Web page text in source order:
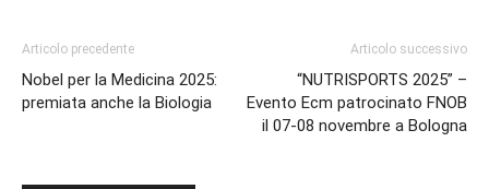
Articolo precedente
Nobel per la Medicina 2025:
premiata anche la Biologia
Articolo successivo
“NUTRISPORTS 2025” –
Evento Ecm patrocinato FNOB
il 07-08 novembre a Bologna